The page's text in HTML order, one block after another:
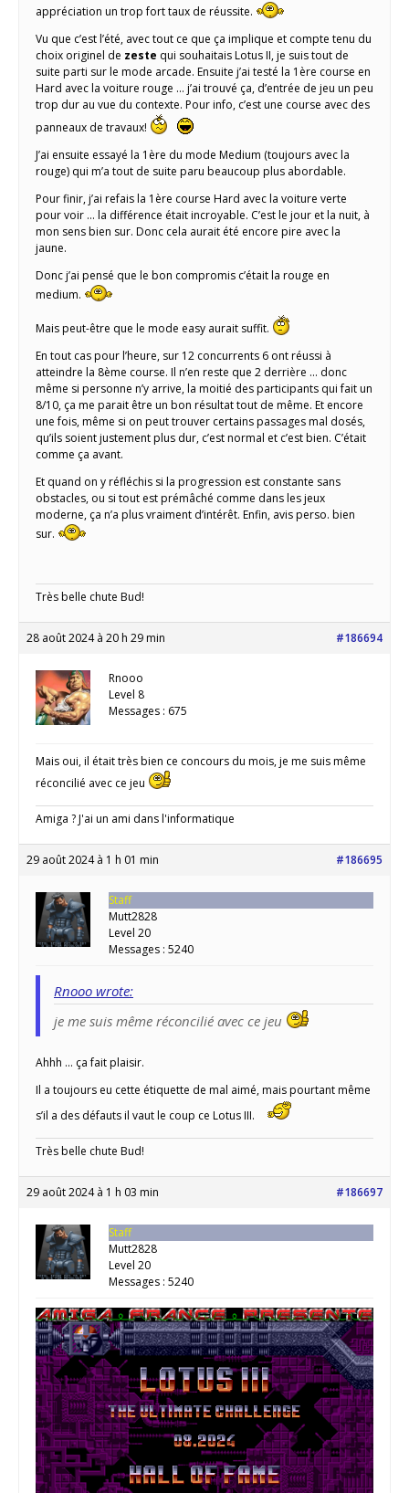
appréciation un trop fort taux de réussite.
Vu que c’est l’été, avec tout ce que ça implique et compte tenu du
choix originel de zeste qui souhaitais Lotus II, je suis tout de
suite parti sur le mode arcade. Ensuite j’ai testé la 1ère course en
Hard avec la voiture rouge … j’ai trouvé ça, d’entrée de jeu un peu
trop dur au vue du contexte. Pour info, c’est une course avec des
panneaux de travaux!
J’ai ensuite essayé la 1ère du mode Medium (toujours avec la
rouge) qui m’a tout de suite paru beaucoup plus abordable.
Pour finir, j’ai refais la 1ère course Hard avec la voiture verte
pour voir … la différence était incroyable. C’est le jour et la nuit, à
mon sens bien sur. Donc cela aurait été encore pire avec la
jaune.
Donc j’ai pensé que le bon compromis c’était la rouge en
medium.
Mais peut-être que le mode easy aurait suffit.
En tout cas pour l’heure, sur 12 concurrents 6 ont réussi à
atteindre la 8ème course. Il n’en reste que 2 derrière … donc
même si personne n’y arrive, la moitié des participants qui fait un
8/10, ça me parait être un bon résultat tout de même. Et encore
une fois, même si on peut trouver certains passages mal dosés,
qu’ils soient justement plus dur, c’est normal et c’est bien. C’était
comme ça avant.
Et quand on y réfléchis si la progression est constante sans
obstacles, ou si tout est prémâché comme dans les jeux
moderne, ça n’a plus vraiment d’intérêt. Enfin, avis perso. bien
sur.
Très belle chute Bud!
28 août 2024 à 20 h 29 min #186694
Rnooo
Level 8
Messages : 675
Mais oui, il était très bien ce concours du mois, je me suis même
réconcilié avec ce jeu
Amiga ? J'ai un ami dans l'informatique
29 août 2024 à 1 h 01 min #186695
Staff
Mutt2828
Level 20
Messages : 5240
Rnooo wrote:
je me suis même réconcilié avec ce jeu
Ahhh … ça fait plaisir.
Il a toujours eu cette étiquette de mal aimé, mais pourtant même
s’il a des défauts il vaut le coup ce Lotus III.
Très belle chute Bud!
29 août 2024 à 1 h 03 min #186697
Staff
Mutt2828
Level 20
Messages : 5240